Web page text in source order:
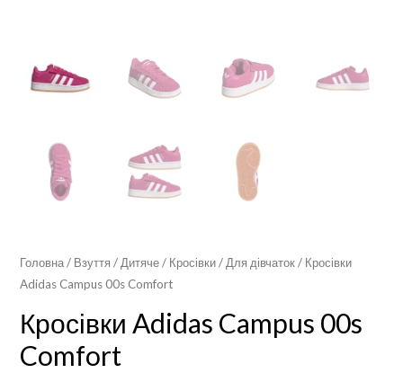
Головна/ Взуття / Дитяче/ Кросівки/ Для дівчаток/ Кросівки
Adidas Campus 00s Comfort
Кросівки Adidas Campus 00s
Comfort